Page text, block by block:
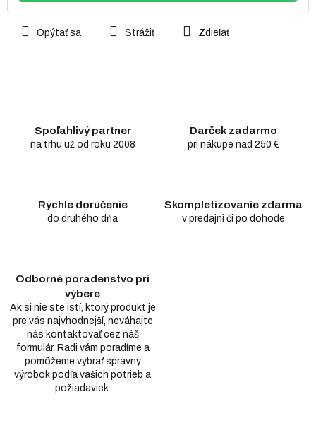
Opýtať sa Strážiť Zdieľať
Spoľahlivý partner
na trhu už od roku 2008
Darček zadarmo
pri nákupe nad 250 €
Rýchle doručenie
do druhého dňa
Skompletizovanie zdarma
v predajni či po dohode
Odborné poradenstvo pri
výbere
Ak si nie ste istí, ktorý produkt je
pre vás najvhodnejší, neváhajte
nás kontaktovať cez náš
formulár. Radi vám poradíme a
pomôžeme vybrať správny
výrobok podľa vašich potrieb a
požiadaviek.